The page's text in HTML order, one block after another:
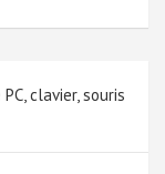
clavier, souris